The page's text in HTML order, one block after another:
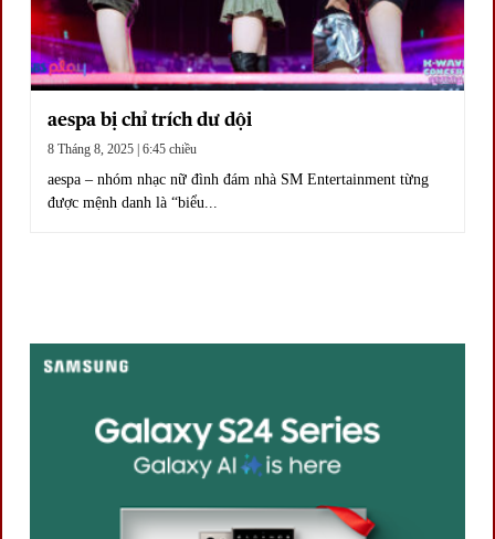
aespa bị chỉ trích dư dội
8 Tháng 8, 2025 | 6:45 chiều
aespa – nhóm nhạc nữ đình đám nhà SM Entertainment từng
được mệnh danh là “biểu...